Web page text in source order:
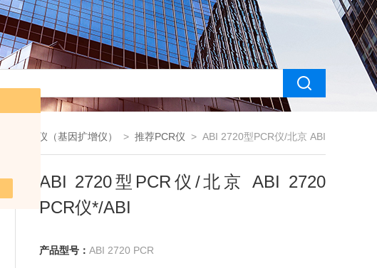
定量PCR仪（基因扩增仪） > 推荐PCR仪 > ABI 2720型PCR仪/北京 ABI
2720 PCR仪*/ABI
ABI 2720型PCR仪/北京 ABI 2720
PCR仪*/ABI
产品型号： ABI 2720 PCR